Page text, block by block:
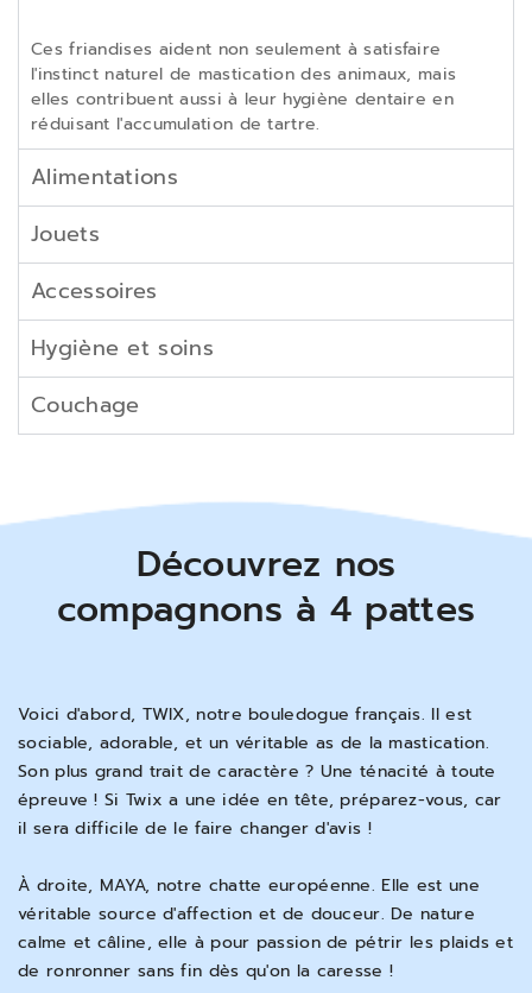
Ces friandises aident non seulement à satisfaire
l'instinct naturel de mastication des animaux, mais
elles contribuent aussi à leur hygiène dentaire en
réduisant l'accumulation de tartre.
Alimentations
Jouets
Accessoires
Hygiène et soins
Couchage
Découvrez nos
compagnons à 4 pattes
Voici d'abord, TWIX, notre bouledogue français. Il est
sociable, adorable, et un véritable as de la mastication.
Son plus grand trait de caractère ? Une ténacité à toute
épreuve ! Si Twix a une idée en tête, préparez-vous, car
il sera difficile de le faire changer d'avis !
À droite, MAYA, notre chatte européenne. Elle est une
véritable source d'affection et de douceur. De nature
calme et câline, elle à pour passion de pétrir les plaids et
de ronronner sans fin dès qu'on la caresse !